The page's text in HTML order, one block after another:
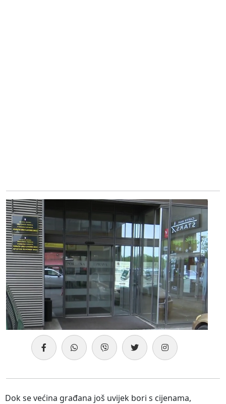
Dok se većina građana još uvijek bori s cijenama,